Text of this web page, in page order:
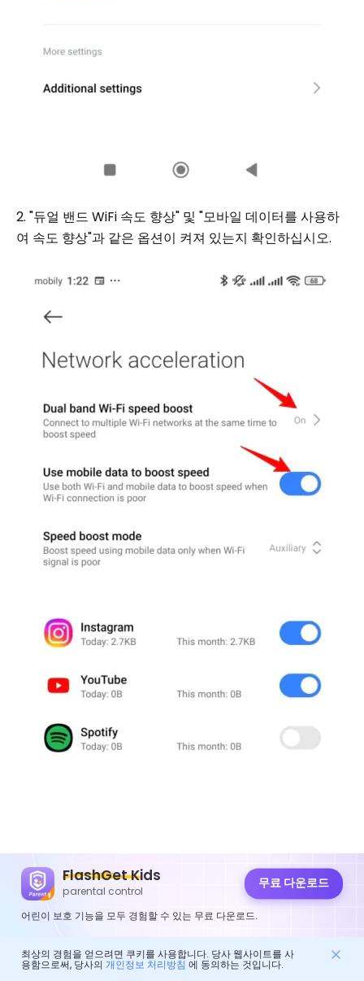
2. "듀얼 밴드 WiFi 속도 향상" 및 "모바일 데이터를 사용하
여 속도 향상"과 같은 옵션이 켜져 있는지 확인하십시오.
FlashGet Kids
parental control
무료 다운로드
어린이 보호 기능을 모두 경험할 수 있는 무료 다운로드.
최상의 경험을 얻으려면 쿠키를 사용합니다. 당사 웹사이트를 사
용함으로써, 당사의 개인정보 처리방침 에 동의하는 것입니다.